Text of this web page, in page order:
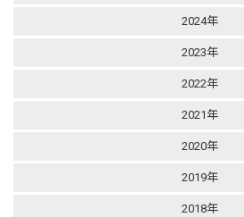
2024年
2023年
2022年
2021年
2020年
2019年
2018年